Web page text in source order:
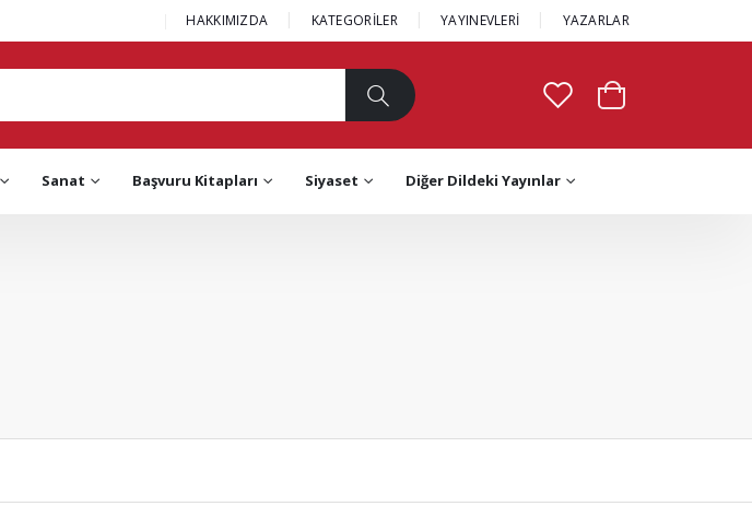
HAKKIMIZDA KATEGORİLER YAYINEVLERİ YAZARLAR
Sanat Başvuru Kitapları Siyaset Diğer Dildeki Yayınlar